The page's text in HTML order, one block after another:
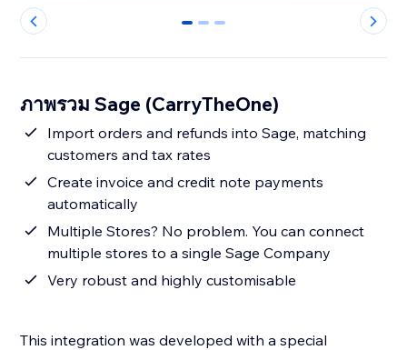
0 1 2
ภาพรวม Sage (CarryTheOne)
Import orders and refunds into Sage, matching
customers and tax rates
Create invoice and credit note payments
automatically
Multiple Stores? No problem. You can connect
multiple stores to a single Sage Company
Very robust and highly customisable
This integration was developed with a special